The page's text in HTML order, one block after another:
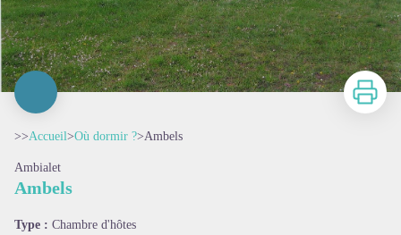
Imprimer
>>Accueil>Où dormir ?>Ambels
Ambialet
Ambels
Type : Chambre d'hôtes